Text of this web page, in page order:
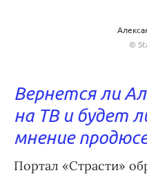
©
Вернется ли
на ТВ и будет
мнение
Портал «Страсти»